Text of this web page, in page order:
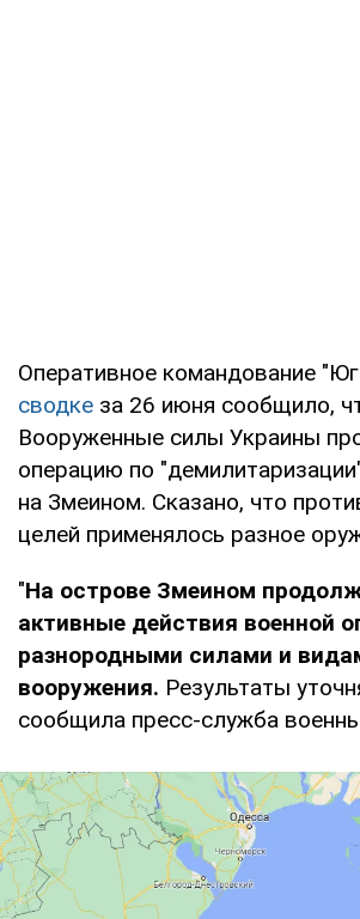
Оперативное командование
сводке за 26 июня сообщило,
Вооруженные силы Украины
операцию по
на Змеином. Сказано, что
целей применялось разное
"На острове Змеином
активные действия военной
разнородными силами и
вооружения. Результаты
сообщила пресс-служба